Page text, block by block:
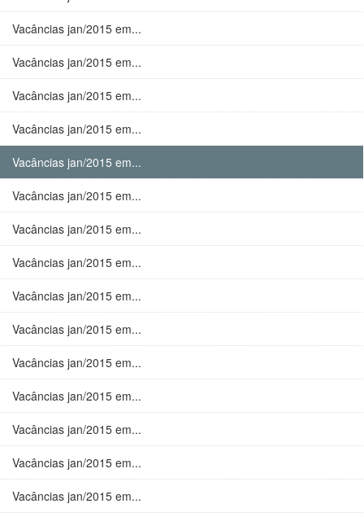
Vacâncias jan/2015 em...
Vacâncias jan/2015 em...
Vacâncias jan/2015 em...
Vacâncias jan/2015 em...
Vacâncias jan/2015 em...
Vacâncias jan/2015 em...
Vacâncias jan/2015 em...
Vacâncias jan/2015 em...
Vacâncias jan/2015 em...
Vacâncias jan/2015 em...
Vacâncias jan/2015 em...
Vacâncias jan/2015 em...
Vacâncias jan/2015 em...
Vacâncias jan/2015 em...
Vacâncias jan/2015 em...